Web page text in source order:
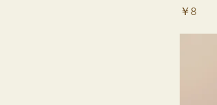
価格
￥8